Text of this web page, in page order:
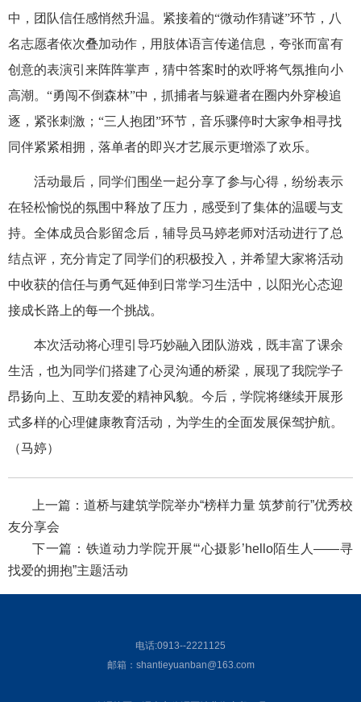
中，团队信任感悄然升温。紧接着的“微动作猜谜”环节，八
名志愿者依次叠加动作，用肢体语言传递信息，夸张而富有
创意的表演引来阵阵掌声，猜中答案时的欢呼将气氛推向小
高潮。“勇闯不倒森林”中，抓捕者与躲避者在圈内外穿梭追
逐，紧张刺激；“三人抱团”环节，音乐骤停时大家争相寻找
同伴紧紧相拥，落单者的即兴才艺展示更增添了欢乐。
活动最后，同学们围坐一起分享了参与心得，纷纷表示
在轻松愉悦的氛围中释放了压力，感受到了集体的温暖与支
持。全体成员合影留念后，辅导员马婷老师对活动进行了总
结点评，充分肯定了同学们的积极投入，并希望大家将活动
中收获的信任与勇气延伸到日常学习生活中，以阳光心态迎
接成长路上的每一个挑战。
本次活动将心理引导巧妙融入团队游戏，既丰富了课余
生活，也为同学们搭建了心灵沟通的桥梁，展现了我院学子
昂扬向上、互助友爱的精神风貌。今后，学院将继续开展形
式多样的心理健康教育活动，为学生的全面发展保驾护航。
（马婷）
上一篇： 道桥与建筑学院举办“榜样力量 筑梦前行”优秀校
友分享会
下一篇： 铁道动力学院开展“‘心摄影’hello陌生人——寻
找爱的拥抱”主题活动
电话:0913--2221125
邮箱：shantieyuanban@163.com